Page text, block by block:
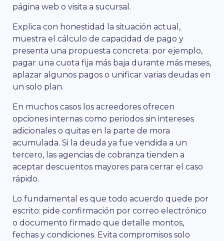
página web o visita a sucursal.
Explica con honestidad la situación actual,
muestra el cálculo de capacidad de pago y
presenta una propuesta concreta: por ejemplo,
pagar una cuota fija más baja durante más meses,
aplazar algunos pagos o unificar varias deudas en
un solo plan.
En muchos casos los acreedores ofrecen
opciones internas como periodos sin intereses
adicionales o quitas en la parte de mora
acumulada. Si la deuda ya fue vendida a un
tercero, las agencias de cobranza tienden a
aceptar descuentos mayores para cerrar el caso
rápido.
Lo fundamental es que todo acuerdo quede por
escrito: pide confirmación por correo electrónico
o documento firmado que detalle montos,
fechas y condiciones. Evita compromisos solo